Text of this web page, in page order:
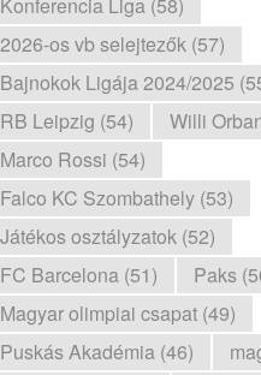
2026-os vb selejtezők (57)
Bajnokok Ligája 2024/2025
RB Leipzig (54)
Willi
Marco Rossi (54)
Falco KC Szombathely (53)
Játékos osztályzatok (52)
FC Barcelona (51)
Paks
Magyar olimpiai csapat (49)
Puskás Akadémia (46)